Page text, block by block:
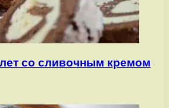
со сливочным кремом